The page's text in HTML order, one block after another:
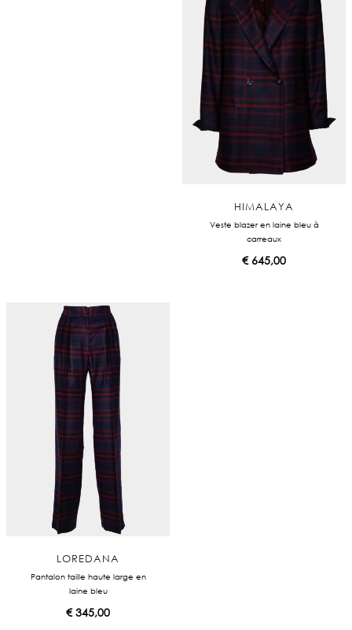
HIMALAYA
Veste blazer en laine bleu à
carreaux
€645,00
LOREDANA
Pantalon taille haute large en
laine bleu
€345,00